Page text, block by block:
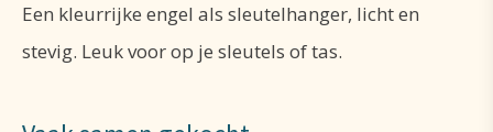
Een kleurrijke engel als sleutelhanger, licht en
stevig. Leuk voor op je sleutels of tas.